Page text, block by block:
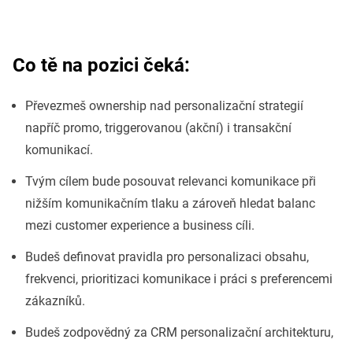
Co tě na pozici čeká:
Převezmeš ownership nad personalizační strategií
napříč promo, triggerovanou (akční) i transakční
komunikací.
Tvým cílem bude posouvat relevanci komunikace při
nižším komunikačním tlaku a zároveň hledat balanc
mezi customer experience a business cíli.
Budeš definovat pravidla pro personalizaci obsahu,
frekvenci, prioritizaci komunikace i práci s preferencemi
zákazníků.
Budeš zodpovědný za CRM personalizační architekturu,